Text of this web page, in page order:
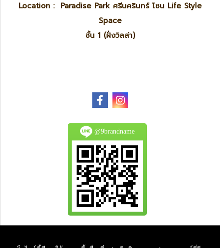
Location : Paradise Park ศรีนครินทร์ โซน Life Style
Space
ชั้น 1 (ฝั่งวิลล่า)
@9brandname